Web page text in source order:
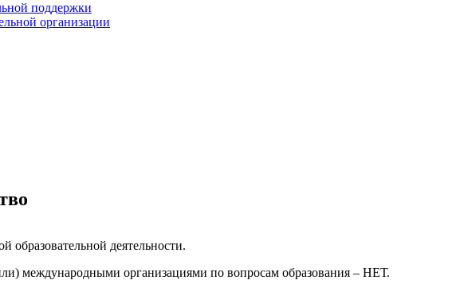
поддержки
организации
деятельности.
международными организациями по вопросам образования – НЕТ.